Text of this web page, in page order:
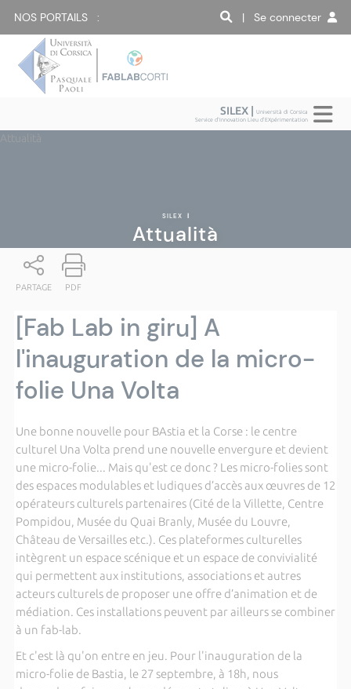
NOS PORTAILS : | Se connecter
SILEX |Università di Corsica
Service d'Innovation Lieu d'EXpérimentation
Attualità
SILEX |
Attualità
PARTAGE PDF
[Fab Lab in giru] A
l'inauguration de la micro-
folie Una Volta
Une bonne nouvelle pour BAstia et la Corse : le centre
culturel Una Volta prend une nouvelle envergure et devient
une micro-folie... Mais qu'est ce donc ? Les micro-folies sont
des espaces modulables et ludiques d’accès aux œuvres de 12
opérateurs culturels partenaires (Cité de la Villette, Centre
Pompidou, Musée du Quai Branly, Musée du Louvre,
Château de Versailles etc.). Ces plateformes culturelles
intègrent un espace scénique et un espace de convivialité
qui permettent aux institutions, associations et autres
acteurs culturels de proposer une offre d’animation et de
médiation. Ces installations peuvent par ailleurs se combiner
à un fab-lab.
Et c'est là qu'on entre en jeu. Pour l'inauguration de la
micro-folie de Bastia, le 27 septembre, à 18h, nous